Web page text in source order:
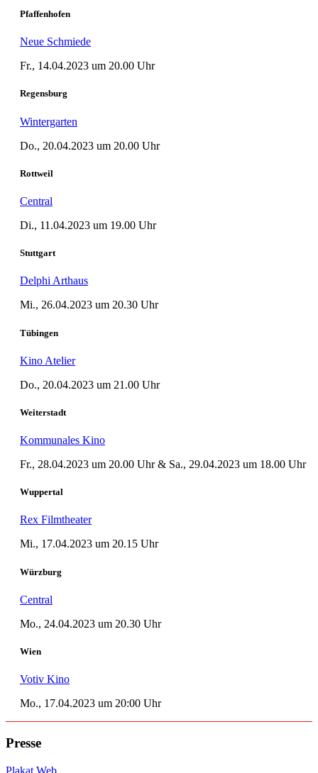
Pfaffenhofen
Neue Schmiede
Fr., 14.04.2023 um 20.00 Uhr
Regensburg
Wintergarten
Do., 20.04.2023 um 20.00 Uhr
Rottweil
Central
Di., 11.04.2023 um 19.00 Uhr
Stuttgart
Delphi Arthaus
Mi., 26.04.2023 um 20.30 Uhr
Tübingen
Kino Atelier
Do., 20.04.2023 um 21.00 Uhr
Weiterstadt
Kommunales Kino
Fr., 28.04.2023 um 20.00 Uhr & Sa., 29.04.2023 um 18.00 Uhr
Wuppertal
Rex Filmtheater
Mi., 17.04.2023 um 20.15 Uhr
Würzburg
Central
Mo., 24.04.2023 um 20.30 Uhr
Wien
Votiv Kino
Mo., 17.04.2023 um 20:00 Uhr
Presse
Plakat Web